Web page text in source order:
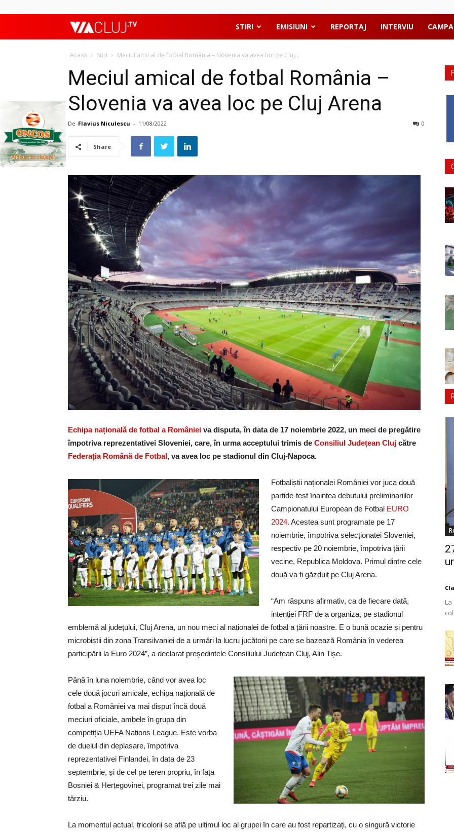
ViaClujTV STIRI EMISIUNI REPORTAJ INTERVIU
Acasă Stiri Meciul amical de fotbal România – Slovenia va avea loc pe Cluj...
Meciul amical de fotbal România –
Slovenia va avea loc pe Cluj Arena
De Flavius Niculescu - 11/08/2022 0
Share
Echipa națională de fotbal a României va disputa, în data de 17 noiembrie 2022, un meci de pregătire
împotriva reprezentativei Sloveniei, care, în urma acceptului trimis de Consiliul Județean Cluj către
Federația Română de Fotbal, va avea loc pe stadionul din Cluj-Napoca.
Fotbaliștii naționalei României vor juca două
partide-test înaintea debutului preliminariilor
Campionatului European de Fotbal EURO
2024. Acestea sunt programate pe 17
noiembrie, împotriva selecționatei Sloveniei,
respectiv pe 20 noiembrie, împotriva țării
vecine, Republica Moldova. Primul dintre cele
două va fi găzduit pe Cluj Arena.
“Am răspuns afirmativ, ca de fiecare dată,
intenției FRF de a organiza, pe stadionul
emblemă al județului, Cluj Arena, un nou meci al naționalei de fotbal a țării noastre. E o bună ocazie și pentru
microbiștii din zona Transilvaniei de a urmări la lucru jucătorii pe care se bazează România în vederea
participării la Euro 2024”, a declarat președintele Consiliului Județean Cluj, Alin Tișe.
Până în luna noiembrie, când vor avea loc
cele două jocuri amicale, echipa națională de
fotbal a României va mai disput încă două
meciuri oficiale, ambele în grupa din
competiția UEFA Nations League. Este vorba
de duelul din deplasare, împotriva
reprezentativei Finlandei, în data de 23
septembrie, și de cel pe teren propriu, în fața
Bosniei & Herțegovinei, programat trei zile mai
târziu.
La momentul actual, tricolorii se află pe ultimul loc al grupei în care au fost repartizați, cu o singură victorie